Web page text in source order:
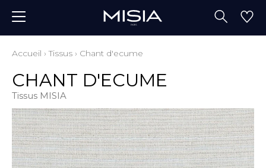
Accueil ›Tissus › Chant d'ecume
CHANT D'ECUME
Tissus MISIA